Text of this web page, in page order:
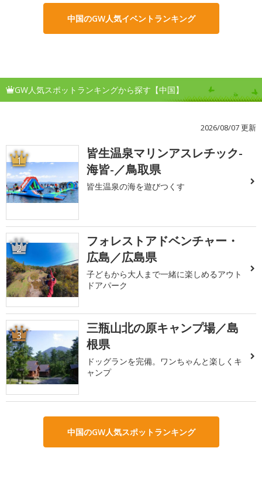
中国のGW人気イベントランキング
GW人気スポットランキングから探す【中国】
2026/08/07 更新
1
皆生温泉マリンアスレチック-
海皆-／鳥取県
皆生温泉の海を遊びつくす
2
フォレストアドベンチャー・
広島／広島県
子どもから大人まで一緒に楽しめるアウト
ドアパーク
3
三瓶山北の原キャンプ場／島
根県
ドッグランを完備。ワンちゃんと楽しくキ
ャンプ
中国のGW人気スポットランキング